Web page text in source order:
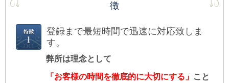
徴
登録まで最短時間で迅速に対応致しま
す。
弊所は理念として
「お客様の時間を徹底的に大切にする」 こと